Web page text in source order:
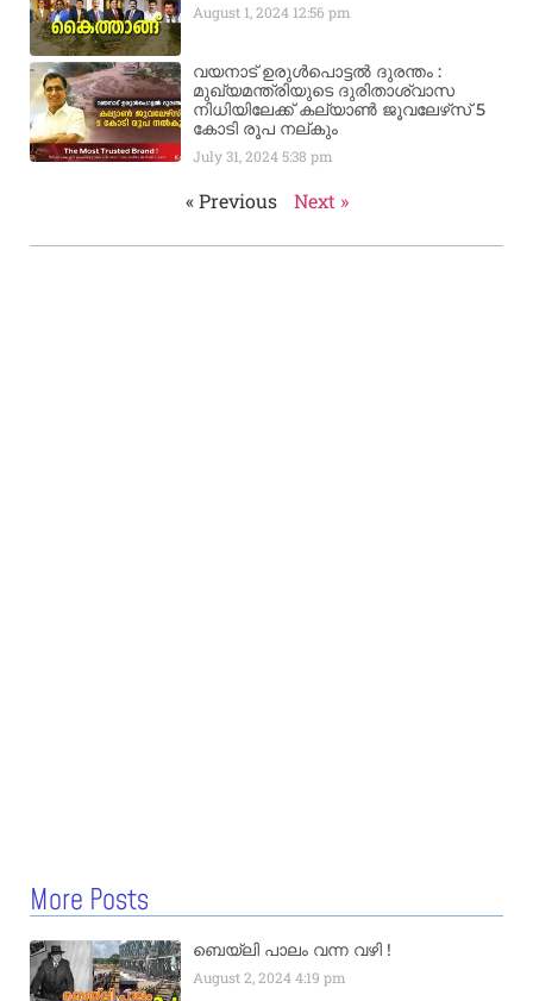
August 1, 2024 12:56 pm
വയനാട് ഉരുള്‍പൊട്ടൽ ദുരന്തം :
മുഖ്യമന്ത്രിയുടെ ദുരിതാശ്വാസ
നിധിയിലേക്ക് കല്യാണ്‍ ജൂവലേഴ്‌സ് 5
കോടി രൂപ നല്‌കും
July 31, 20245:38 pm
« Previous Next »
More Posts
ബെയ്‌ലി പാലം വന്ന വഴി !
August 2, 20244:19 pm